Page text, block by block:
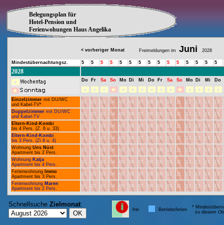
Belegungsplan für
Hotel-Pension und
Ferienwohungen Haus Angelika
< vorheriger Monat Freimeldungen im Juni 2028
Mindestübernachtungsz. 5 5 5 5 5 5 5 5 5 5 5 5 5 5 5
2028
Do Fr Sa So Mo Di Mi Do Fr Sa So Mo Di Mi Do
Einzelzimmer mit DU/WC
und Kabel-TV*
01 02 03 04 05 06 07 08 09 10 11 12 13 14
15
Doppelzimmer mit DU/WC
und Kabel-TV
01 02 03 04 05 06 07 08 09 10 11 12 13 14
15
Eltern-Kind-Kombi
bis 4 Pers. (Z. 6 u. 33)
01 02 03 04 05 06 07 08 09 10 11 12 13 14
15
Eltern-Kind-Kombi
bis 3 Pers. (Zi 8 u. 4)
01 02 03 04 05 06 07 08 09 10 11 12 13 14
15
Wohnung Uns Nüst
Apartment bis 2 Pers.
01 02 03 04 05 06 07 08 09 10 11 12 13 14
15
Wohnung Katja
Apartment bis 4 Pers.
01 02 03 04 05 06 07 08 09 10 11 12 13 14
15
Ferienwohnung Immo
Apartment bis 3 Pers.
01 02 03 04 05 06 07 08 09 10 11 12 13 14
15
Ferienwohnung Maren
Apartment bis 2 Pers.
01 02 03 04 05 06 07 08 09 10 11 12 13 14 15
Schnellsuche Zielmonat:
frei Betriebsferien
*
zu diesem